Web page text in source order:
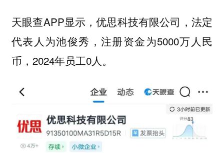
天眼查APP显示，优思科技有限公司，法定
代表人为池俊秀，注册资金为5000万人民
币，2024年员工0人。